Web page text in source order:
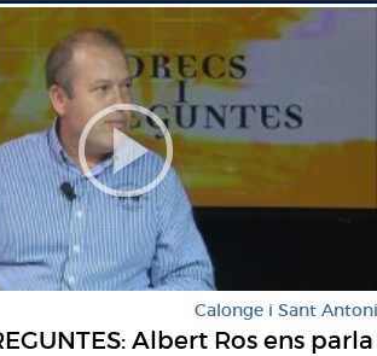
Calonge i Sant Antoni
Albert Ros ens parla